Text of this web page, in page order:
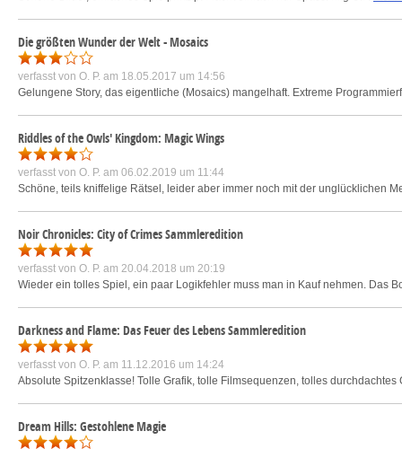
Die größten Wunder der Welt - Mosaics
verfasst von O. P. am 18.05.2017 um 14:56
Gelungene Story, das eigentliche (Mosaics) mangelhaft. Extreme
Riddles of the Owls' Kingdom: Magic Wings
verfasst von O. P. am 06.02.2019 um 11:44
Schöne, teils kniffelige Rätsel, leider aber immer noch mit der unglücklichen
Noir Chronicles: City of Crimes Sammleredition
verfasst von O. P. am 20.04.2018 um 20:19
Wieder ein tolles Spiel, ein paar Logikfehler muss man in Kauf nehmen. Das
Darkness and Flame: Das Feuer des Lebens Sammleredition
verfasst von O. P. am 11.12.2016 um 14:24
Absolute Spitzenklasse! Tolle Grafik, tolle Filmsequenzen, tolles
Dream Hills: Gestohlene Magie